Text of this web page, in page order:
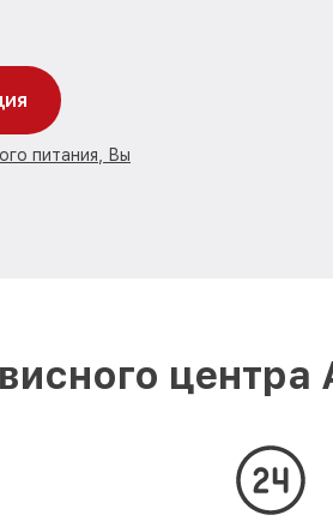
питания, Вы
центра